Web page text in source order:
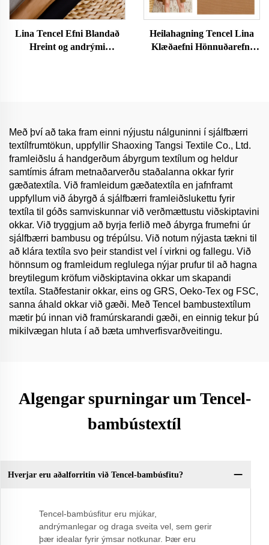
Lina Tencel Efni Blandað
Hreint og andrými
Heilahagning Tencel Lina
Klæðaefni Hönnuðarefni
Með því að taka fram einni nýjustu nálguninni í sjálfbærri
textílfrumtökun, uppfyllir Shaoxing Tangsi Textile Co., Ltd.
framleiðslu á handgerðum ábyrgum textílum og heldur
samtímis áfram metnaðarverðu staðalanna okkar fyrir
gæðatextíla. Við framleidum gæðatextíla en jafnframt
uppfyllum við ábyrgð á sjálfbærri framleiðslukettu fyrir
textíla til góðs samviskunnar við verðmættustu viðskiptavini
okkar. Við tryggjum að byrja ferlið með ábyrga frumefni úr
sjálfbærri bambusu og trépúlsu. Við notum nýjasta tækni til
að klára textíla svo þeir standist vel í virkni og fallegu. Við
hönnsum og framleidum reglulega nýjar prufur til að hagna
breytilegum kröfum viðskiptavina okkar um skapandi
textíla. Staðfestanir okkar, eins og GRS, Oeko-Tex og FSC,
sanna áhald okkar við gæði. Með Tencel bambustextílum
mætir þú innan við framúrskarandi gæði, en einnig tekur þú
mikilvægan hluta í að bæta umhverfisvarðveitingu.
Algengar spurningar um Tencel-
bambústextíl
Hverjar eru aðalforritin við Tencel-bambúsfitu?
Tencel-bambúsfitur eru mjúkar,
andrýmanlegar og draga sveita vel, sem gerir
þær idealar fyrir ýmsar notkunar. Þær eru